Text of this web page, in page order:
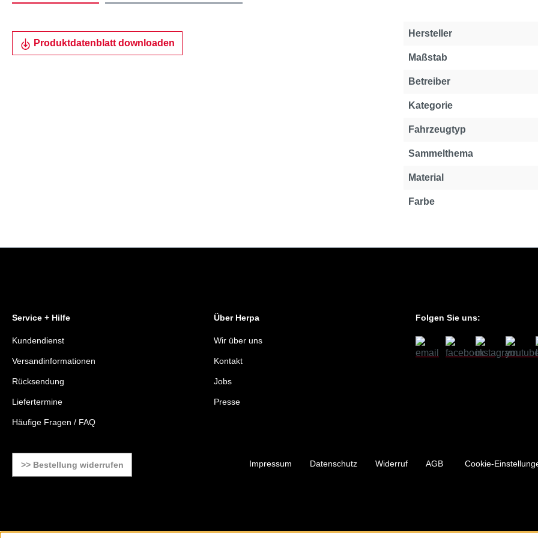
Produktdatenblatt downloaden
Hersteller
Maßstab
Betreiber
Kategorie
Fahrzeugtyp
Sammelthema
Material
Farbe
Service + Hilfe
Kundendienst
Versandinformationen
Rücksendung
Liefertermine
Häufige Fragen / FAQ
Über Herpa
Wir über uns
Kontakt
Jobs
Presse
Folgen Sie uns:
>> Bestellung widerrufen Impressum Datenschutz Widerruf AGB Cookie-